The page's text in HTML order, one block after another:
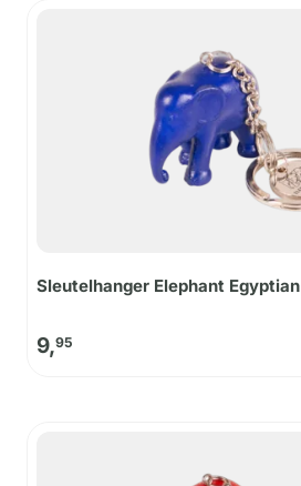
Sleutelhanger Elephant Egyptian
9,95